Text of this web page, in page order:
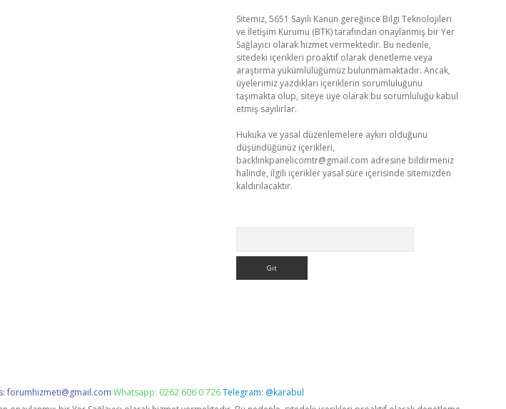
Sitemiz, 5651 Sayılı Kanun gereğince Bilgi Teknolojileri
ve İletişim Kurumu (BTK) tarafından onaylanmış bir Yer
Sağlayıcı olarak hizmet vermektedir. Bu nedenle,
sitedeki içerikleri proaktif olarak denetleme veya
araştırma yükümlülüğümüz bulunmamaktadır. Ancak,
üyelerimiz yazdıkları içeriklerin sorumluluğunu
taşımakta olup, siteye üye olarak bu sorumluluğu kabul
etmiş sayılırlar.
Hukuka ve yasal düzenlemelere aykırı olduğunu
düşündüğünüz içerikleri,
backlinkpanelicomtr@gmail.com adresine bildirmeniz
halinde, ilgili içerikler yasal süre içerisinde sitemizden
kaldırılacaktır.
forumhizmeti@gmail.com Whatsapp: 0262 606 0 726Telegram: @karabul